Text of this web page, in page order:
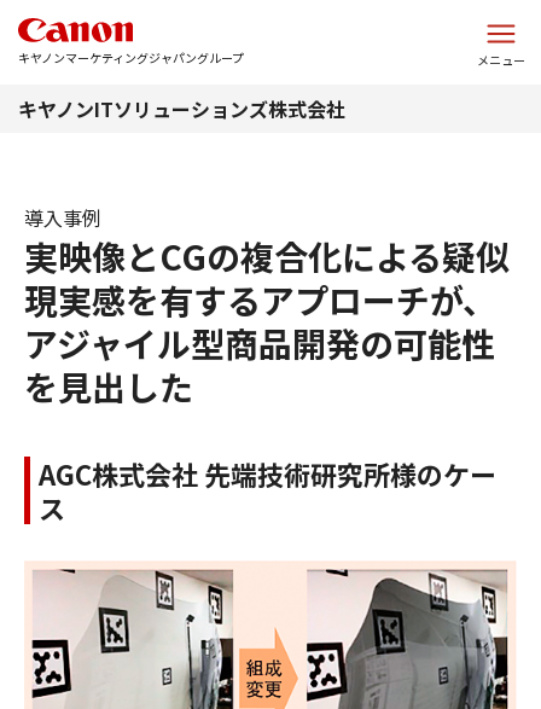
キヤノンマーケティングジャパングループ メニュー
キヤノンITソリューションズ株式会社
実映像とCGの複合化による疑似
現実感を有するアプローチが、
アジャイル型商品開発の可能性
を見出した
導入事例
AGC株式会社 先端技術研究所様のケー
ス